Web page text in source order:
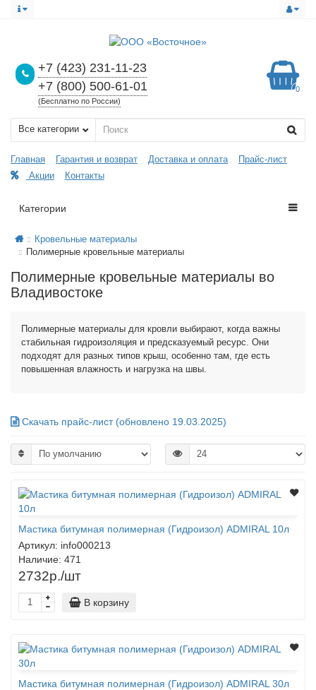
+7 (423) 231-11-23
+7 (800) 500-61-01
(Бесплатно по России)
0
Все категории
Главная Гарантия и возврат Доставка и оплата
Прайс-лист
Акции
Контакты
Категории
Кровельные материалы
Полимерные кровельные материалы
Полимерные кровельные материалы во
Владивостоке
Полимерные материалы для кровли выбирают, когда важны
стабильная гидроизоляция и предсказуемый ресурс. Они
подходят для разных типов крыш, особенно там, где есть
повышенная влажность и нагрузка на швы.
Скачать прайс-лист (обновлено 19.03.2025)
Мастика битумная полимерная (Гидроизол) ADMIRAL 10л
Артикул: info000213
Наличие: 471
2732р./шт
В корзину
Мастика битумная полимерная (Гидроизол) ADMIRAL 30л